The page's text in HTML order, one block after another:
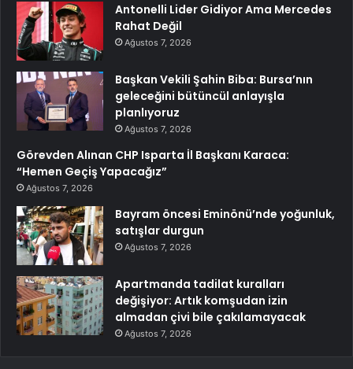
Antonelli Lider Gidiyor Ama Mercedes
Rahat Değil
Ağustos 7, 2026
Başkan Vekili Şahin Biba: Bursa’nın
geleceğini bütüncül anlayışla
planlıyoruz
Ağustos 7, 2026
Görevden Alınan CHP Isparta İl Başkanı Karaca:
“Hemen Geçiş Yapacağız”
Ağustos 7, 2026
Bayram öncesi Eminönü’nde yoğunluk,
satışlar durgun
Ağustos 7, 2026
Apartmanda tadilat kuralları
değişiyor: Artık komşudan izin
almadan çivi bile çakılamayacak
Ağustos 7, 2026